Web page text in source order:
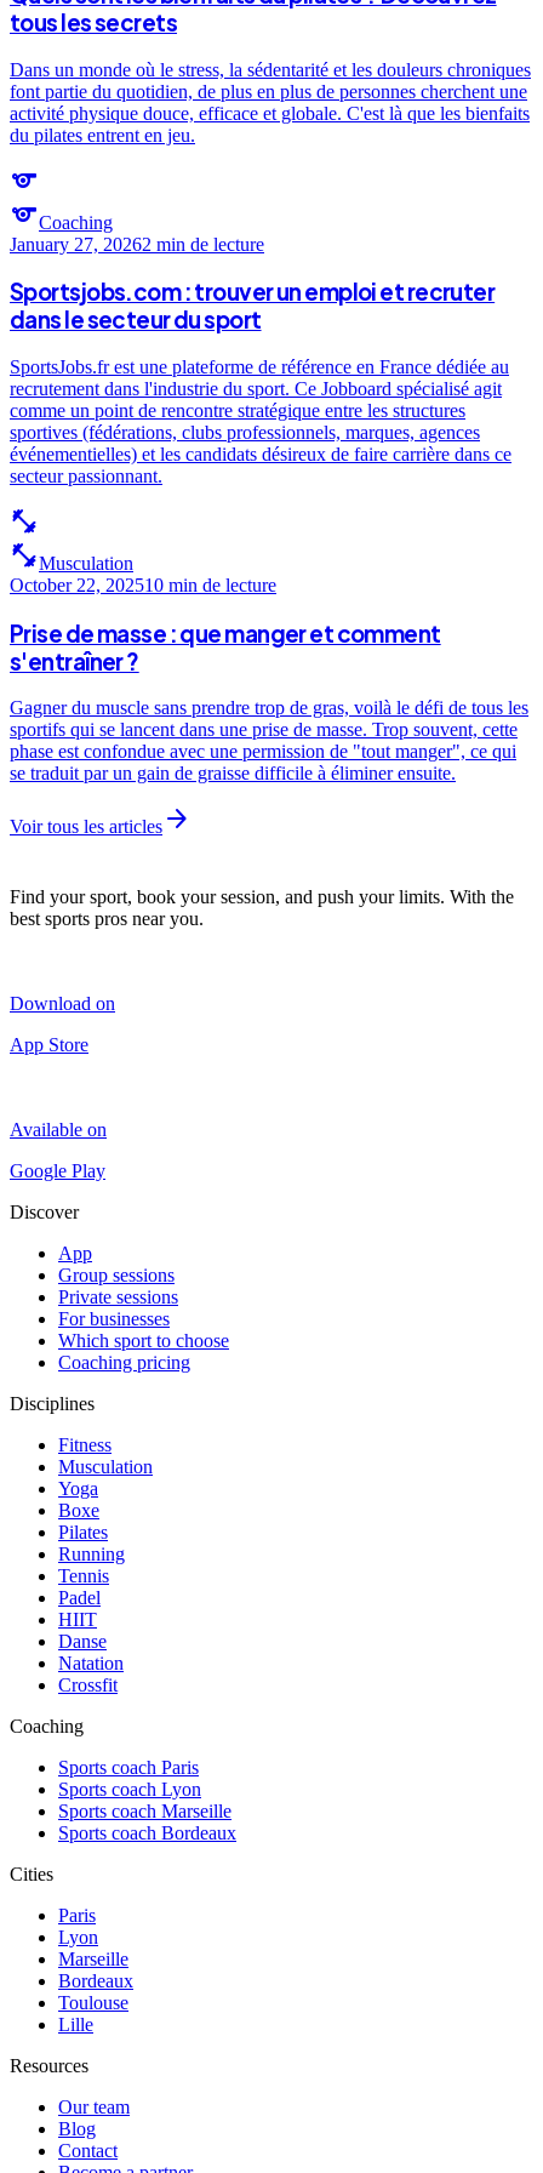
tous les secrets
Dans un monde où le stress, la sédentarité et les douleurs chroniques
font partie du quotidien, de plus en plus de personnes cherchent une
activité physique douce, efficace et globale. C'est là que les bienfaits
du pilates entrent en jeu.
sports
sportsCoaching
January 27, 20262 min de lecture
Sportsjobs.com : trouver un emploi et recruter
dans le secteur du sport
SportsJobs.fr est une plateforme de référence en France dédiée au
recrutement dans l'industrie du sport. Ce Jobboard spécialisé agit
comme un point de rencontre stratégique entre les structures
sportives (fédérations, clubs professionnels, marques, agences
événementielles) et les candidats désireux de faire carrière dans ce
secteur passionnant.
fitness_center
fitness_centerMusculation
October 22, 202510 min de lecture
Prise de masse : que manger et comment
s'entraîner ?
Gagner du muscle sans prendre trop de gras, voilà le défi de tous les
sportifs qui se lancent dans une prise de masse. Trop souvent, cette
phase est confondue avec une permission de "tout manger", ce qui
se traduit par un gain de graisse difficile à éliminer ensuite.
Voir tous les articles arrow_forward
Find your sport, book your session, and push your limits. With the
best sports pros near you.
Download on
App Store
Available on
Google Play
Discover
App
Group sessions
Private sessions
For businesses
Which sport to choose
Coaching pricing
Disciplines
Fitness
Musculation
Yoga
Boxe
Pilates
Running
Tennis
Padel
HIIT
Danse
Natation
Crossfit
Coaching
Sports coach Paris
Sports coach Lyon
Sports coach Marseille
Sports coach Bordeaux
Cities
Paris
Lyon
Marseille
Bordeaux
Toulouse
Lille
Resources
Our team
Blog
Contact